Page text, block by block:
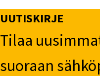
UUTISKIRJE
Tilaa
suoraan